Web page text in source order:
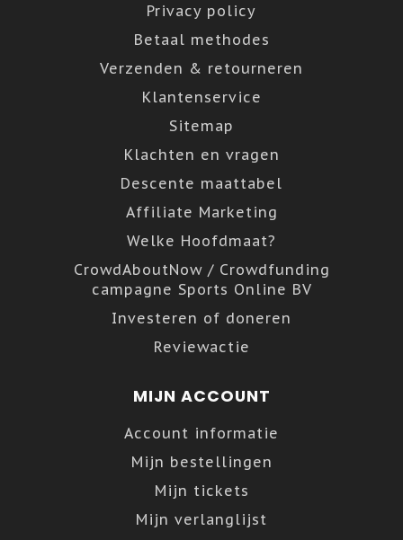
Privacy policy
Betaal methodes
Verzenden & retourneren
Klantenservice
Sitemap
Klachten en vragen
Descente maattabel
Affiliate Marketing
Welke Hoofdmaat?
CrowdAboutNow / Crowdfunding
campagne Sports Online BV
Investeren of doneren
Reviewactie
MIJN ACCOUNT
Account informatie
Mijn bestellingen
Mijn tickets
Mijn verlanglijst